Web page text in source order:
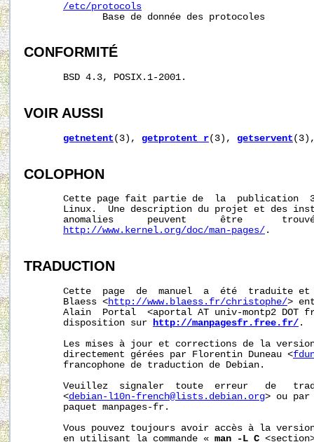
/etc/protocols
              Base de donnée des protocoles
CONFORMITÉ
       BSD 4.3, POSIX.1-2001.
VOIR AUSSI
getnetent (3), getprotent_r(3), getservent
COLOPHON
Cette page fait partie de  la  publication
Linux.  Une description du projet et des
anomalies      peuvent      être
http://www.kernel.org/doc/man-pages/ .
TRADUCTION
Cette  page  de  manuel  a  été  traduite
       Blaess <
http://www.blaess.fr/christophe/>
Alain  Portal  <aportal AT univ-montp2 DOT
       disposition sur
http://manpagesfr.free.fr/ .
Les mises à jour et corrections de la
       directement gérées par Florentin Duneau <
       francophone de traduction de Debian.
Veuillez  signaler  toute  erreur   de
       <
debian-l10n-french@lists.debian.org> ou par
       paquet manpages-fr.
Vous pouvez toujours avoir accès à la
       en utilisant la commande «
man -L C